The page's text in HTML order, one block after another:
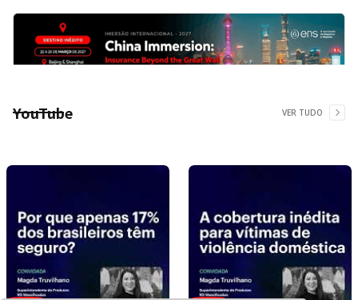
YouTube VER TUDO